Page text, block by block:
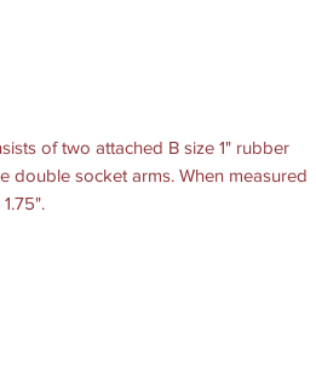
of two attached B size 1" rubber
double socket arms. When measured